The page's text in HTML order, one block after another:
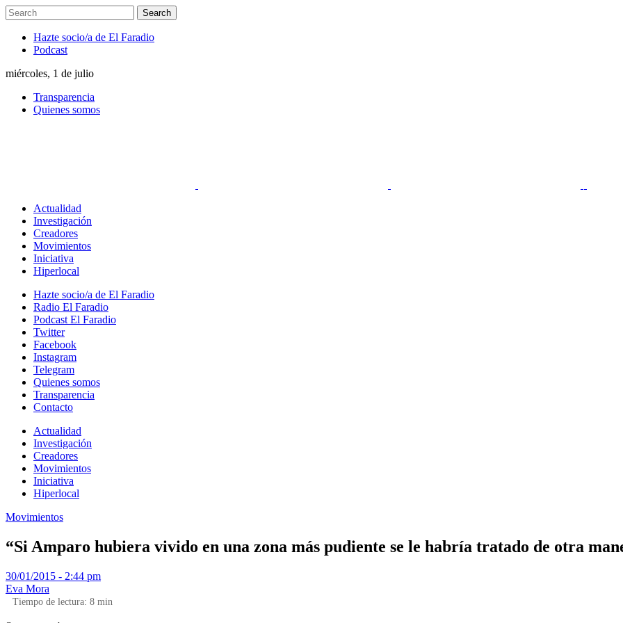
Hazte socio/a de El Faradio
Podcast
miércoles, 1 de julio
Transparencia
Quienes somos
Actualidad
Investigación
Creadores
Movimientos
Iniciativa
Hiperlocal
Hazte socio/a de El Faradio
Radio El Faradio
Podcast El Faradio
Twitter
Facebook
Instagram
Telegram
Quienes somos
Transparencia
Contacto
Actualidad
Investigación
Creadores
Movimientos
Iniciativa
Hiperlocal
Movimientos
“Si Amparo hubiera vivido en una zona más pudiente se le habría tratado de otra
30/01/2015 - 2:44 pm
Eva Mora
Tiempo de lectura: 8 min